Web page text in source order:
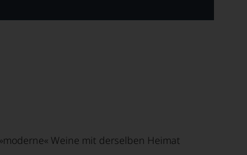
Weine mit derselben Heimat